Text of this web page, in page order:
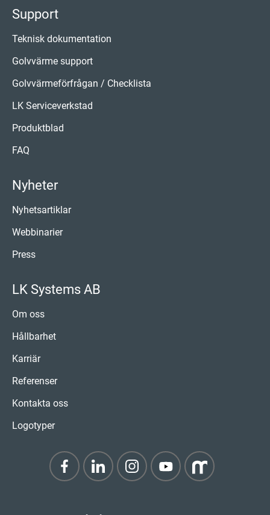
Support
Teknisk dokumentation
Golvvärme support
Golvvärmeförfrågan / Checklista
LK Serviceverkstad
Produktblad
FAQ
Nyheter
Nyhetsartiklar
Webbinarier
Press
LK Systems AB
Om oss
Hållbarhet
Karriär
Referenser
Kontakta oss
Logotyper